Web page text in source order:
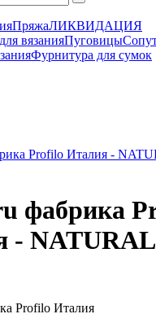
ПряжаЛИКВИДАЦИЯ
вязанияПуговицы
Фурнитура для сумок
фабрика
- NATURAL
Profilo Италия